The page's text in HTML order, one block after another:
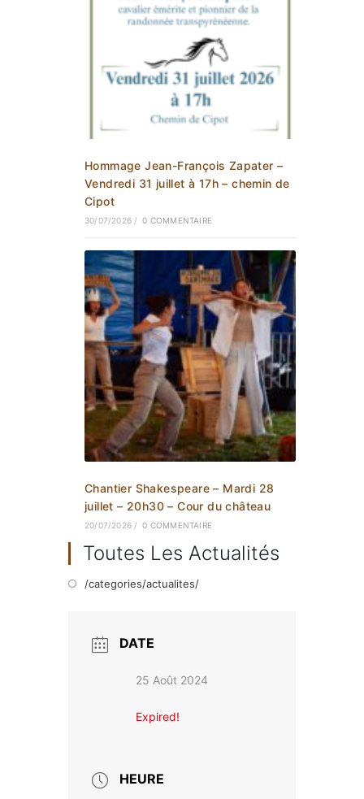
Hommage Jean-François Zapater –
Vendredi 31 juillet à 17h – chemin de
Cipot
30/07/2026 / 0 COMMENTAIRE
Chantier Shakespeare – Mardi 28
juillet – 20h30 – Cour du château
20/07/2026 / 0 COMMENTAIRE
Toutes Les Actualités
/categories/actualites/
DATE
25 Août 2024
Expired!
HEURE